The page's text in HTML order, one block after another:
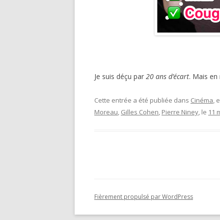
Je suis déçu par 20 ans d’écart. Mais
Cette entrée a été publiée dans Cinéma,
Moreau, Gilles Cohen, Pierre Niney, le 11
Fièrement propulsé par WordPress